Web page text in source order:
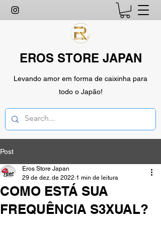
EROS STORE JAPAN
Levando amor em forma de caixinha para
todo o Japão!
Post
COMO ESTÁ SUA
FREQUÊNCIA S3XUAL?
Eros Store Japan
29 de dez. de 2022 1 min de leitura